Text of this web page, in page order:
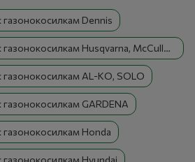
газонокосилкам Dennis
Запасные части к газонокосилкам Husqvarna, McCulloch, Partner
газонокосилкам AL-KO, SOLO
газонокосилкам GARDENA
газонокосилкам Honda
газонокосилкам Hyundai